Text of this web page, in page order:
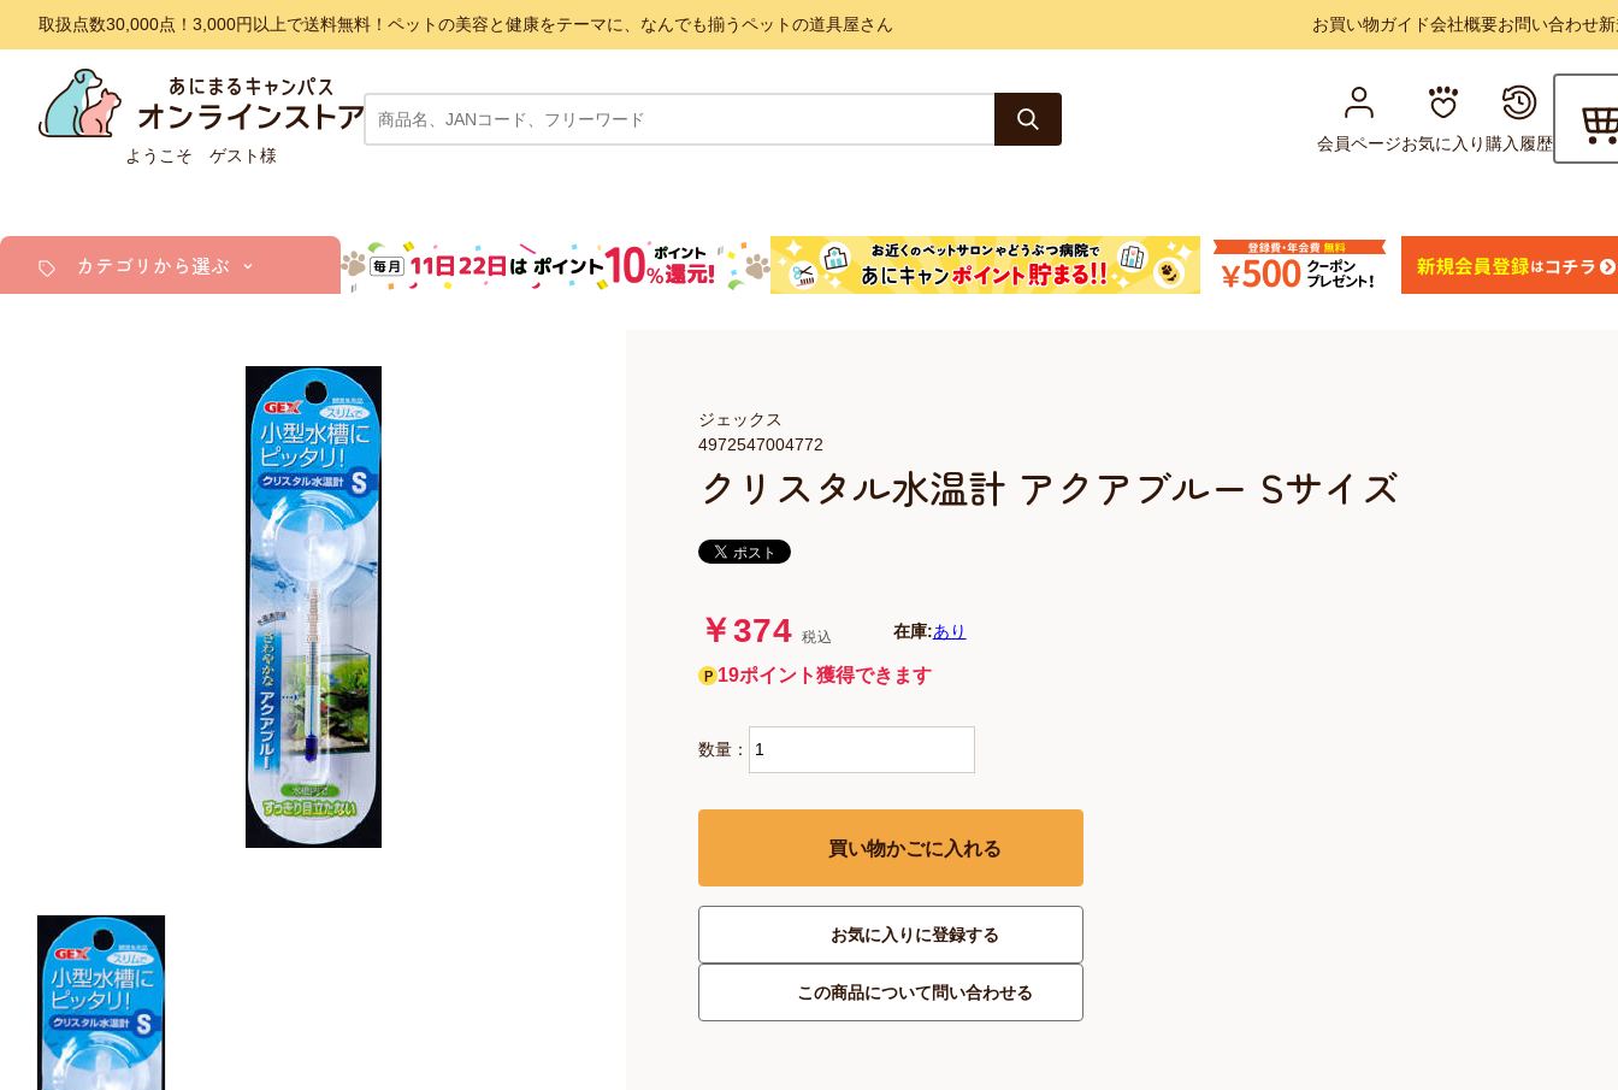
取扱点数30,000点！3,000円以上で送料無料！ペットの美容と健康をテーマに、なんでも揃うペットの道具屋さん お買い物ガイド会社概要お問い合わせ
ようこそ ゲスト様
会員ページお気に入り購入履歴
カテゴリから選ぶ
クリスタル水温計 アクアブルー Sサイズ
4972547004772
ジェックス
￥374 税込 在庫:あり
19ポイント獲得できます
数量：
買い物かごに入れる
お気に入りに登録する
この商品について問い合わせる